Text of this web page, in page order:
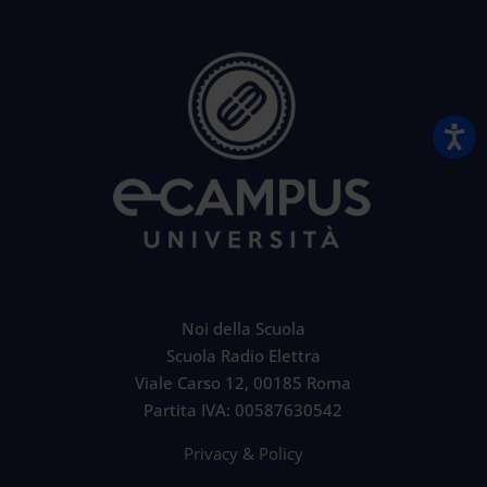
Noi della Scuola
Scuola Radio Elettra
Viale Carso 12, 00185 Roma
Partita IVA: 00587630542
Privacy & Policy